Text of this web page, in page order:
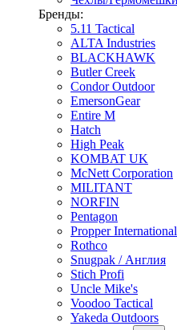
Бренды:
5.11 Tactical
ALTA Industries
BLACKHAWK
Butler Creek
Condor Outdoor
EmersonGear
Entire M
Hatch
High Peak
KOMBAT UK
McNett Corporation
MILITANT
NORFIN
Pentagon
Propper International
Rothco
Snugpak / Англия
Stich Profi
Uncle Mike's
Voodoo Tactical
Yakeda Outdoors